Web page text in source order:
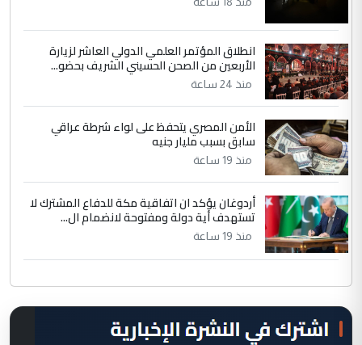
انطلاق المؤتمر العلمي الدولي العاشر لزيارة
الأربعين من الصحن الحسيني الشريف بحضو...
منذ 24 ساعة
الأمن المصري يتحفظ على لواء شرطة عراقي
سابق بسبب مليار جنيه
منذ 19 ساعة
أردوغان يؤكد ان اتفاقية مكة للدفاع المشترك لا
تستهدف أية دولة ومفتوحة لانضمام ال...
منذ 19 ساعة